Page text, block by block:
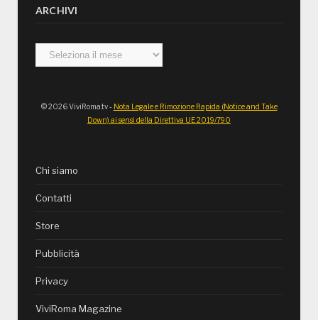
ARCHIVI
Archivi
© 2026 ViviRoma.tv - Nota Legale e Rimozione Rapida (Notice and Take
Down) ai sensi della Direttiva UE 2019/790
Chi siamo
Contatti
Store
Pubblicità
Privacy
ViviRoma Magazine